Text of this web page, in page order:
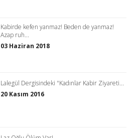
Kabirde kefen yanmaz! Beden de yanmaz!
Azap ruh...
03 Haziran 2018
Lalegül Dergisindeki "Kadınlar Kabir Ziyareti...
20 Kasım 2016